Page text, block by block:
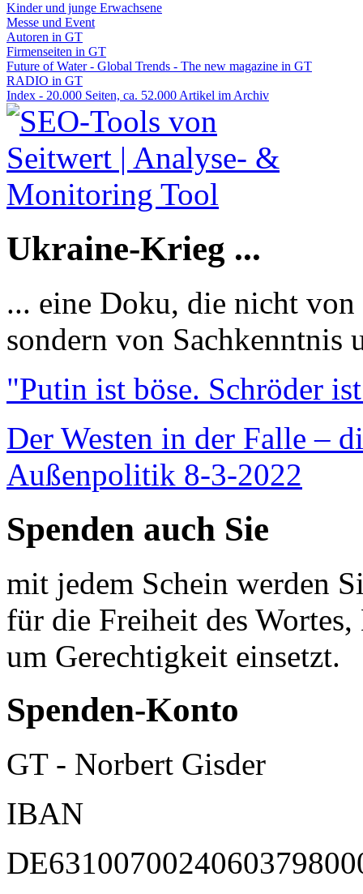
Kinder und junge Erwachsene
Messe und Event
Autoren in GT
Firmenseiten in GT
Future of Water - Global Trends - The new magazine in GT
RADIO in GT
Index - 20.000 Seiten, ca. 52.000 Artikel im Archiv
Ukraine-Krieg ...
... eine Doku, die nicht
sondern von Sachkenntnis
"Putin ist böse. Schröder
Der Westen in der Falle –
Außenpolitik 8-3-2022
Spenden auch Sie
mit jedem Schein werden
für die Freiheit des
um Gerechtigkeit einsetzt.
Spenden-Konto
GT - Norbert Gisder
IBAN